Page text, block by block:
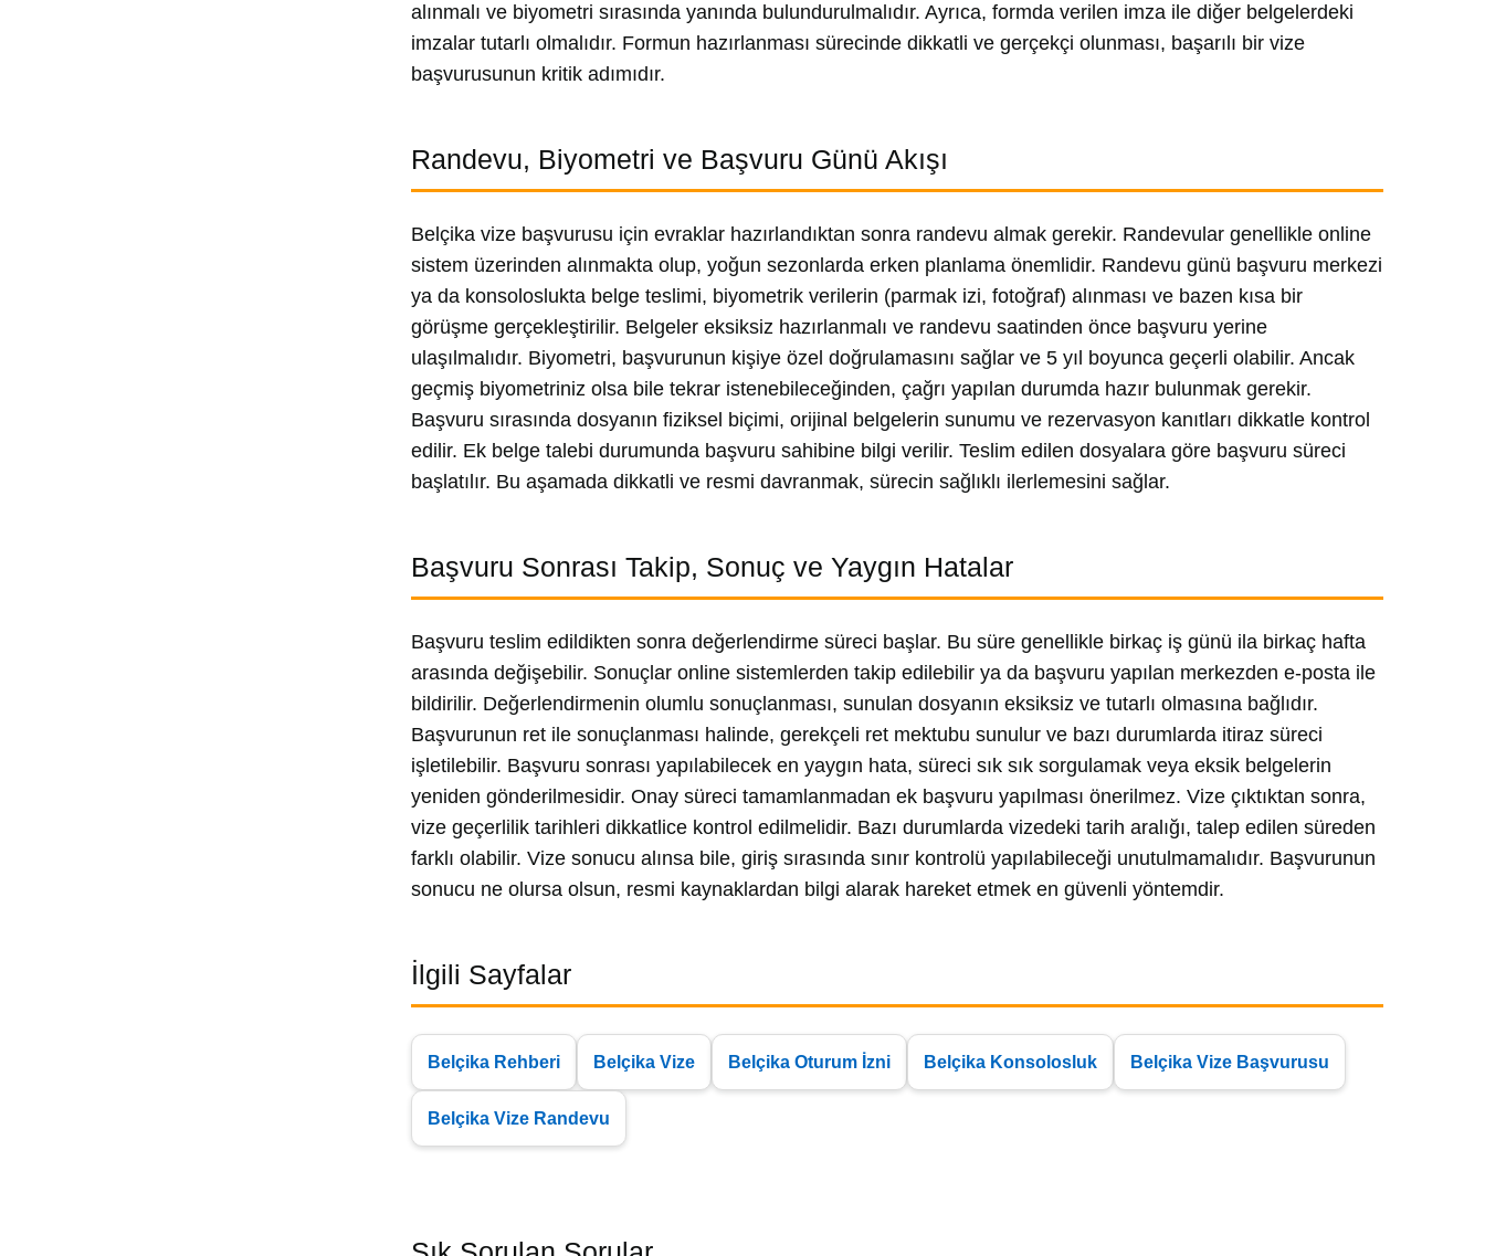
alınmalı ve biyometri sırasında yanında bulundurulmalıdır. Ayrıca, formda verilen imza ile diğer belgelerdeki
imzalar tutarlı olmalıdır. Formun hazırlanması sürecinde dikkatli ve gerçekçi olunması, başarılı bir vize
başvurusunun kritik adımıdır.
Randevu, Biyometri ve Başvuru Günü Akışı
Belçika vize başvurusu için evraklar hazırlandıktan sonra randevu almak gerekir. Randevular genellikle online
sistem üzerinden alınmakta olup, yoğun sezonlarda erken planlama önemlidir. Randevu günü başvuru merkezi
ya da konsoloslukta belge teslimi, biyometrik verilerin (parmak izi, fotoğraf) alınması ve bazen kısa bir
görüşme gerçekleştirilir. Belgeler eksiksiz hazırlanmalı ve randevu saatinden önce başvuru yerine
ulaşılmalıdır. Biyometri, başvurunun kişiye özel doğrulamasını sağlar ve 5 yıl boyunca geçerli olabilir. Ancak
geçmiş biyometriniz olsa bile tekrar istenebileceğinden, çağrı yapılan durumda hazır bulunmak gerekir.
Başvuru sırasında dosyanın fiziksel biçimi, orijinal belgelerin sunumu ve rezervasyon kanıtları dikkatle kontrol
edilir. Ek belge talebi durumunda başvuru sahibine bilgi verilir. Teslim edilen dosyalara göre başvuru süreci
başlatılır. Bu aşamada dikkatli ve resmi davranmak, sürecin sağlıklı ilerlemesini sağlar.
Başvuru Sonrası Takip, Sonuç ve Yaygın Hatalar
Başvuru teslim edildikten sonra değerlendirme süreci başlar. Bu süre genellikle birkaç iş günü ila birkaç hafta
arasında değişebilir. Sonuçlar online sistemlerden takip edilebilir ya da başvuru yapılan merkezden e-posta ile
bildirilir. Değerlendirmenin olumlu sonuçlanması, sunulan dosyanın eksiksiz ve tutarlı olmasına bağlıdır.
Başvurunun ret ile sonuçlanması halinde, gerekçeli ret mektubu sunulur ve bazı durumlarda itiraz süreci
işletilebilir. Başvuru sonrası yapılabilecek en yaygın hata, süreci sık sık sorgulamak veya eksik belgelerin
yeniden gönderilmesidir. Onay süreci tamamlanmadan ek başvuru yapılması önerilmez. Vize çıktıktan sonra,
vize geçerlilik tarihleri dikkatlice kontrol edilmelidir. Bazı durumlarda vizedeki tarih aralığı, talep edilen süreden
farklı olabilir. Vize sonucu alınsa bile, giriş sırasında sınır kontrolü yapılabileceği unutulmamalıdır. Başvurunun
sonucu ne olursa olsun, resmi kaynaklardan bilgi alarak hareket etmek en güvenli yöntemdir.
İlgili Sayfalar
Belçika Rehberi Belçika Vize Belçika Oturum İzni Belçika Konsolosluk Belçika Vize Başvurusu
Belçika Vize Randevu